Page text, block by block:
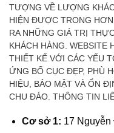
TƯỢNG VỀ LƯỢNG
HIỆN ĐƯỢC TRONG
RA NHỮNG GIÁ TRỊ
KHÁCH HÀNG.
THIẾT KẾ VỚI CÁC YẾU
ỨNG BỐ CỤC ĐẸP, PHÙ
HIỆU, BẢO MẬT VÀ ỔN
CHU ĐÁO. THÔNG TIN
Cơ sở 1: 17 Nguyễn